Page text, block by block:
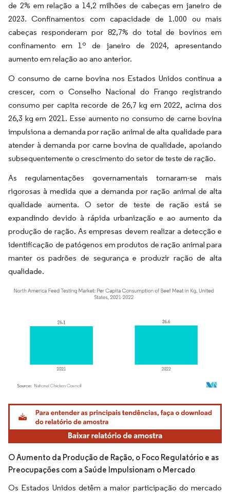
de 2% em relação a 14,2 milhões de cabeças em janeiro de
2023. Confinamentos com capacidade de 1.000 ou mais
cabeças responderam por 82,7% do total de bovinos em
confinamento em 1º de janeiro de 2024, apresentando
aumento em relação ao ano anterior.
O consumo de carne bovina nos Estados Unidos continua a
crescer, com o Conselho Nacional do Frango registrando
consumo per capita recorde de 26,7 kg em 2022, acima dos
26,3 kg em 2021. Esse aumento no consumo de carne bovina
impulsiona a demanda por ração animal de alta qualidade para
atender à demanda por carne bovina de qualidade, apoiando
subsequentemente o crescimento do setor de teste de ração.
As regulamentações governamentais tornaram-se mais
rigorosas à medida que a demanda por ração animal de alta
qualidade aumenta. O setor de teste de ração está se
expandindo devido à rápida urbanização e ao aumento da
produção de ração. As empresas devem realizar a detecção e
identificação de patógenos em produtos de ração animal para
manter os padrões de segurança e produzir ração de alta
qualidade.
Imagem © Mordor Intelligence. O reuso requer atribuição conforme CC BY 4.0.
O Aumento da Produção de Ração, o Foco Regulatório e as
Preocupações com a Saúde Impulsionam o Mercado
Os Estados Unidos detêm a maior participação do mercado